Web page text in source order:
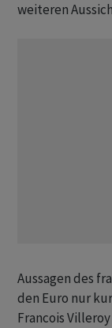
weiteren
Aussagen des
den Euro nur
Francois